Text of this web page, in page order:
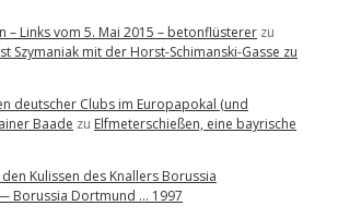
– Links vom 5. Mai 2015 – betonflüsterer zu
Szymaniak mit der Horst-Schimanski-Gasse zu
deutscher Clubs im Europapokal (und
Baade zu Elfmeterschießen, eine bayrische
Kulissen des Knallers Borussia
Borussia Dortmund … 1997